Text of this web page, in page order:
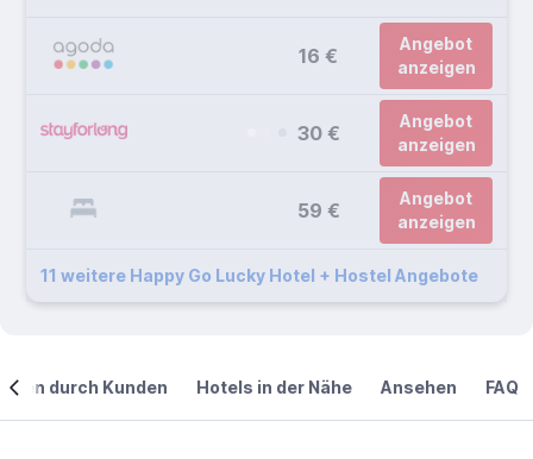
16 €
Angebot
anzeigen
30 €
Angebot
anzeigen
59 €
Angebot
anzeigen
11 weitere Happy Go Lucky Hotel + Hostel Angebote
durch Kunden Hotels in der Nähe Ansehen FAQ